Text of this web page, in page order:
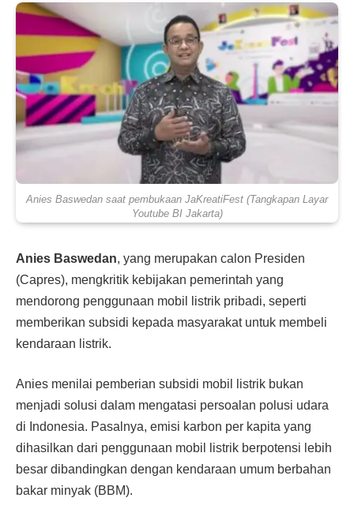
Anies Baswedan saat pembukaan JaKreatiFest (Tangkapan Layar
Youtube BI Jakarta)
Anies Baswedan, yang merupakan calon Presiden
(Capres), mengkritik kebijakan pemerintah yang
mendorong penggunaan mobil listrik pribadi, seperti
memberikan subsidi kepada masyarakat untuk membeli
kendaraan listrik.
Anies menilai pemberian subsidi mobil listrik bukan
menjadi solusi dalam mengatasi persoalan polusi udara
di Indonesia. Pasalnya, emisi karbon per kapita yang
dihasilkan dari penggunaan mobil listrik berpotensi lebih
besar dibandingkan dengan kendaraan umum berbahan
bakar minyak (BBM).